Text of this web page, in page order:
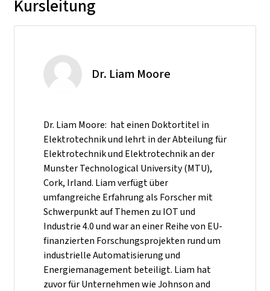
Kursleitung
Dr. Liam Moore
Dr. Liam Moore: hat einen Doktortitel in
Elektrotechnik und lehrt in der Abteilung für
Elektrotechnik und Elektrotechnik an der
Munster Technological University (MTU),
Cork, Irland. Liam verfügt über
umfangreiche Erfahrung als Forscher mit
Schwerpunkt auf Themen zu IOT und
Industrie 4.0 und war an einer Reihe von EU-
finanzierten Forschungsprojekten rund um
industrielle Automatisierung und
Energiemanagement beteiligt. Liam hat
zuvor für Unternehmen wie Johnson and